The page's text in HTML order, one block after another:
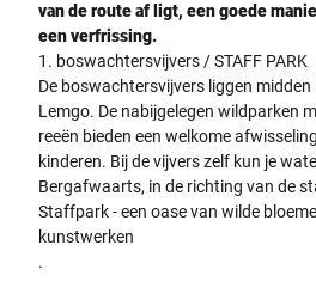
van de route af ligt, een goede
een verfrissing.
1. boswachtersvijvers / STAFF PARK
De boswachtersvijvers liggen
Lemgo. De nabijgelegen wildparken
reeën bieden een welkome
kinderen. Bij de vijvers zelf kun je
Bergafwaarts, in de richting van de
Staffpark - een oase van wilde
kunstwerken
.